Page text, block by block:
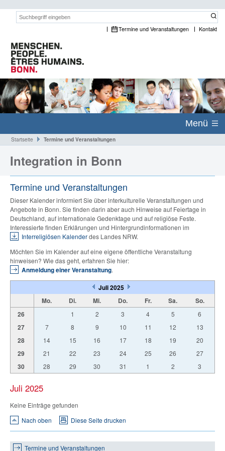
Suchwort:
Termine und Veranstaltungen Kontakt
Menü
Startseite Termine und Veranstaltungen
Integration in Bonn
Termine und Veranstaltungen
Dieser Kalender informiert Sie über interkulturelle Veranstaltungen und
Angebote in Bonn. Sie finden darin aber auch Hinweise auf Feiertage in
Deutschland, auf internationale Gedenktage und auf religiöse Feste.
Interessierte finden Erklärungen und Hintergrundinformationen im
Interreligiösen Kalenderdes Landes NRW.
Möchten Sie im Kalender auf eine eigene öffentliche Veranstaltung
hinweisen? Wie das geht, erfahren Sie hier:
Anmeldung einer Veranstaltung.
Juli 2025
Mo.
Di. Mi. Do. Fr. Sa.
So.
26
1 2 3 4 5 6
27 7 8 9 10 11 12 13
28 14 15 16 17 18 19 20
29 21 22 23 24 25 26 27
30 28 29 30 31 1 2 3
Juli 2025
Keine Einträge gefunden
Nach oben
Diese Seite drucken
Termine und Veranstaltungen